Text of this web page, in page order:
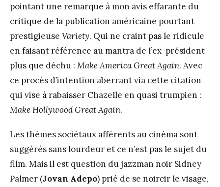
pointant une remarque à mon avis effarante du
critique de la publication américaine pourtant
prestigieuse Variety. Qui ne craint pas le ridicule
en faisant référence au mantra de l’ex-président
plus que déchu : Make America Great Again. Avec
ce procès d’intention aberrant via cette citation
qui vise à rabaisser Chazelle en quasi trumpien :
Make Hollywood Great Again.
Les thèmes sociétaux afférents au cinéma sont
suggérés sans lourdeur et ce n’est pas le sujet du
film. Mais il est question du jazzman noir Sidney
Palmer (Jovan Adepo) prié de se noircir le visage,